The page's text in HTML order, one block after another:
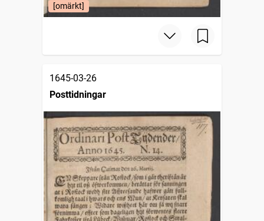
[omärkt]
1645-03-26
Posttidningar